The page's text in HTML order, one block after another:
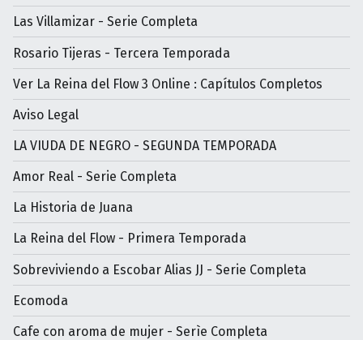
Las Villamizar - Serie Completa
Rosario Tijeras - Tercera Temporada
Ver La Reina del Flow 3 Online : Capítulos Completos
Aviso Legal
LA VIUDA DE NEGRO - SEGUNDA TEMPORADA
Amor Real - Serie Completa
La Historia de Juana
La Reina del Flow - Primera Temporada
Sobreviviendo a Escobar Alias JJ - Serie Completa
Ecomoda
Cafe con aroma de mujer - Serìe Completa